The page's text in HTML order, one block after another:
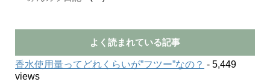
よく読まれている記事
香水使用量ってどれくらいが”フツー”なの？ - 5,449
views